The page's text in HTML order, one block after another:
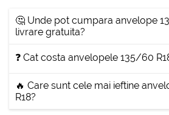
🤔 Unde pot cumpara anvelope
livrare gratuita?
❓ Cat costa anvelopele 135/60
🔥 Care sunt cele mai ieftine
R18?